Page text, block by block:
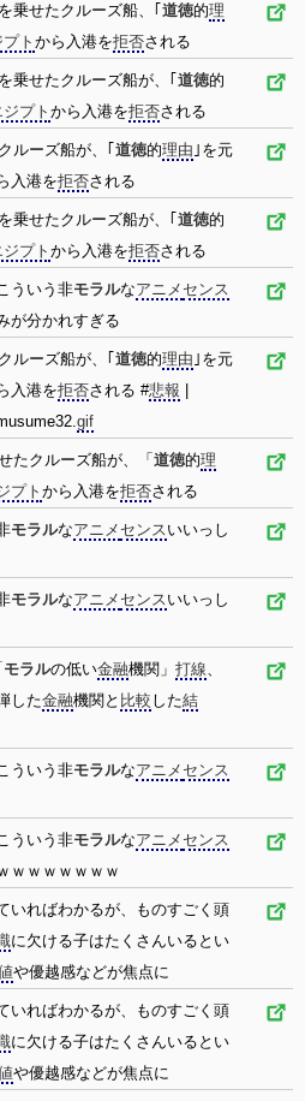
を乗せたクルーズ船、｢ 道徳的理
ト から入港を拒否される
を乗せたクルーズ船が、｢ 道徳的
ジプト から入港を拒否される
ルーズ船が、｢ 道徳的理由 ｣を元
入港を拒否される
を乗せたクルーズ船が、｢ 道徳的
ジプト から入港を拒否される
ういう非モラルなアニメ センス
が分かれすぎる
ルーズ船が、｢ 道徳的理由 ｣を元
入港を拒否される #悲報
gif
たクルーズ船が、「 道徳的理
プト から入港を拒否される
モラルなアニメ センスいいっし
モラルなアニメ センスいいっし
モラルの低い金融機関」 打線、
した金融機関と 比較 した結
ういう非モラルなアニメ センス
ういう非モラルなアニメ センス
ｗｗｗｗｗｗｗ
いればわかるが、ものすごく頭
に欠ける子はたくさんいるとい
や優越感などが焦点に
いればわかるが、ものすごく頭
に欠ける子はたくさんいるとい
や優越感などが焦点に